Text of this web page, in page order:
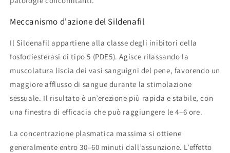
Meccanismo d'azione del Sildenafil
Il Sildenafil appartiene alla classe degli inibitori della
fosfodiesterasi di tipo 5 (PDE5). Agisce rilassando la
muscolatura liscia dei vasi sanguigni del pene, favorendo un
maggiore afflusso di sangue durante la stimolazione
sessuale. Il risultato è un’erezione più rapida e stabile, con
una finestra di efficacia che può raggiungere le 4–6 ore.
La concentrazione plasmatica massima si ottiene
generalmente entro 30–60 minuti dall’assunzione. L’effetto